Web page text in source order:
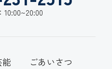
ごあいさつ